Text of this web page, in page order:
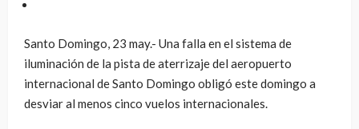
Santo Domingo, 23 may.- Una falla en el sistema de
iluminación de la pista de aterrizaje del aeropuerto
internacional de Santo Domingo obligó este domingo a
desviar al menos cinco vuelos internacionales.